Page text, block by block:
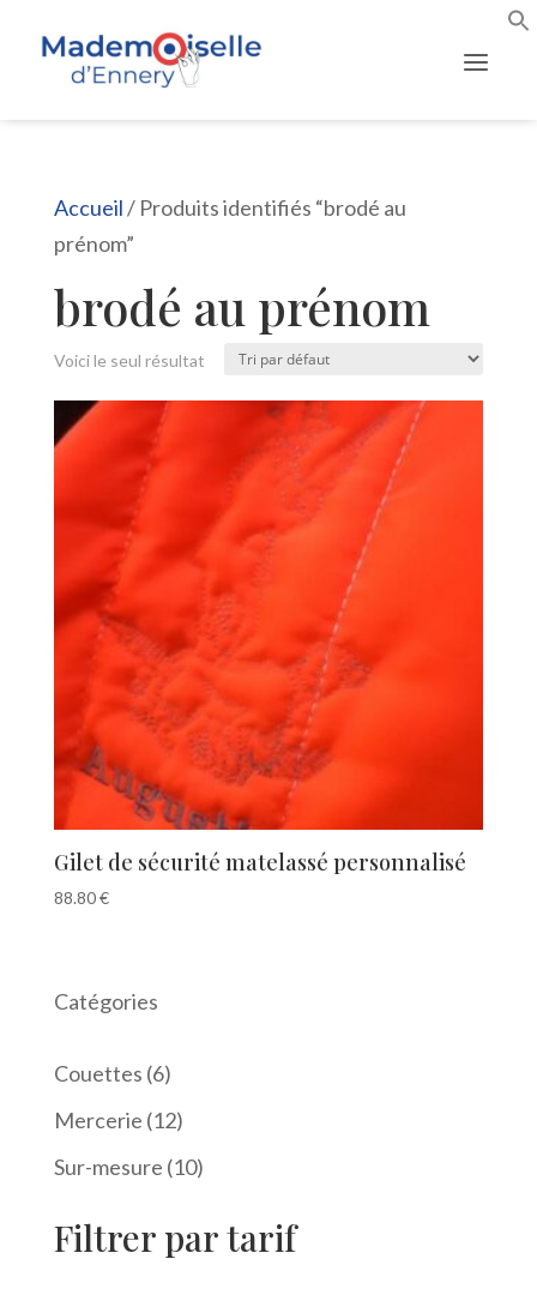
Accueil/ Produits identifiés “brodé au
prénom”
brodé au prénom
Voici le seul résultat
Gilet de sécurité matelassé personnalisé
88.80€
Catégories
Couettes 66
produits
Mercerie 1212
produits
Sur-mesure 1010
Filtrer par tarif